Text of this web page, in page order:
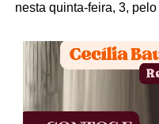
nesta quinta-feira, 3, pelo